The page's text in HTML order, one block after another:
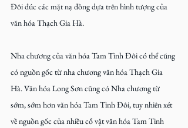
Đôi đúc các mặt nạ đồng dựa trên hình tượng của
văn hóa Thạch Gia Hà.
Nha chương của văn hóa Tam Tinh Đôi có thể cũng
có nguồn gốc từ nha chương văn hóa Thạch Gia
Hà. Văn hóa Long Sơn cũng có Nha chương từ
sớm, sớm hơn văn hóa Tam Tinh Đôi, tuy nhiên xét
về nguồn gốc của nhiều cổ vật văn hóa Tam Tinh